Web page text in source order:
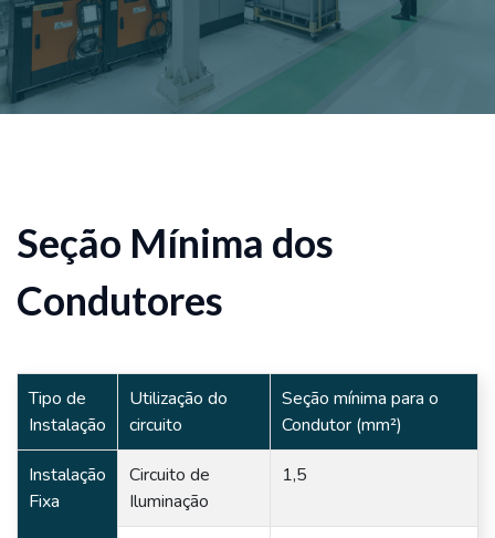
Seção Mínima dos
Condutores
Tipo de
Instalação
Utilização do
circuito
Seção mínima para o
Condutor (mm²)
Instalação
Fixa
Circuito de
Iluminação
1,5